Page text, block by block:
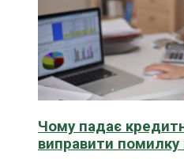
Чому падає
виправити помилку